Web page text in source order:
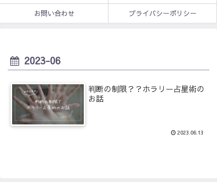
お問い合わせ
プライバシーポリシー
2023-06
判断の制限？？ホラリー占星術の
お話
2023.06.13